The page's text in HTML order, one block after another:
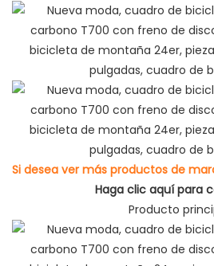
Si desea ver más productos de
Haga clic aquí para
Producto